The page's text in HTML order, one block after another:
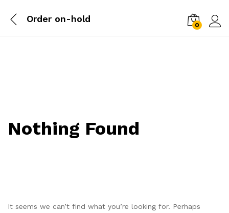
Order on-hold
0
Nothing Found
It seems we can’t find what you’re looking for. Perhaps